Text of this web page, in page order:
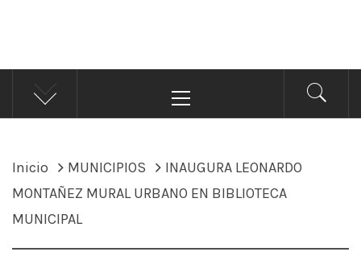
ÁNDALE NOTICIAS
Noticias
principal
Inicio MUNICIPIOS
INAUGURA LEONARDO
MONTAÑEZ MURAL URBANO EN BIBLIOTECA
MUNICIPAL